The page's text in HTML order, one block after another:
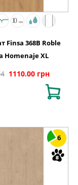
Homenaje XL
1110.00 грн
6